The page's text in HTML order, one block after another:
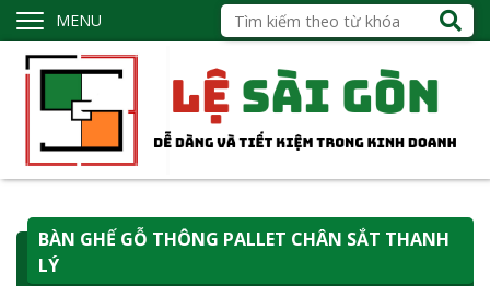
MENU
BÀN GHẾ GỖ THÔNG PALLET CHÂN SẮT THANH
LÝ